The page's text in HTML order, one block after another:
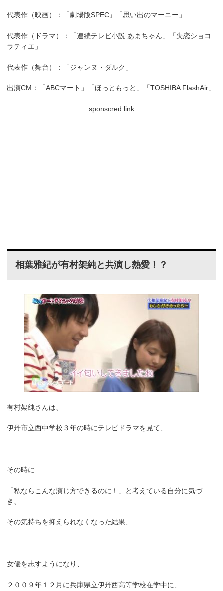
代表作（映画）：「劇場版SPEC」「思い出のマーニー」
代表作（ドラマ）：「連続テレビ小説 あまちゃん」「失恋ショコ
ラティエ」
代表作（舞台）：「ジャンヌ・ダルク」
出演CM：「ABCマート」「ほっともっと」「TOSHIBA FlashAir」
sponsored link
相葉雅紀が有村架純と共演し熱愛！？
有村架純さんは、
伊丹市立西中学校３年の時にテレビドラマを見て、
その時に
「私ならこんな演じ方できるのに！」と考えている自分に気づ
き、
その気持ちを抑えられなくなった結果、
女優を志すようになり、
２００９年１２月に兵庫県立伊丹西高等学校在学中に、